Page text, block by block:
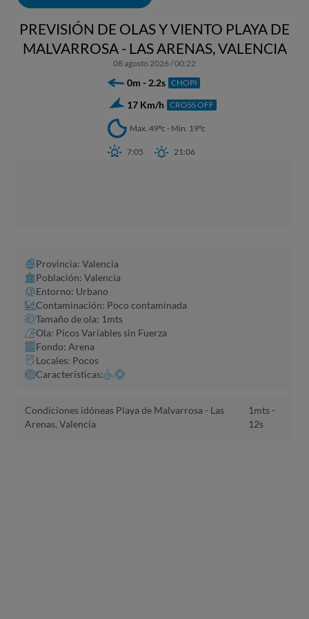
PREVISIÓN DE OLAS Y VIENTO PLAYA DE
MALVARROSA - LAS ARENAS, VALENCIA
08 agosto 2026 / 00:22
0m - 2.2s CHOPI
17 Km/h CROSS OFF
Max. 49ºc - Min. 19ºc
7:05 21:06
Provincia: Valencia
Población: Valencia
Entorno: Urbano
Contaminación: Poco contaminada
Tamaño de ola: 1mts
Ola: Picos Variables sin Fuerza
Fondo: Arena
Locales: Pocos
Características:
Condiciones idóneas Playa de Malvarrosa - Las
Arenas, Valencia
1mts -
12s